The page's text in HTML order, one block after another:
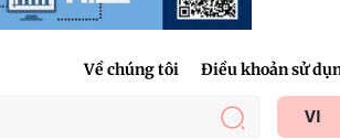
Về chúng tôi Điều khoản sử
VI